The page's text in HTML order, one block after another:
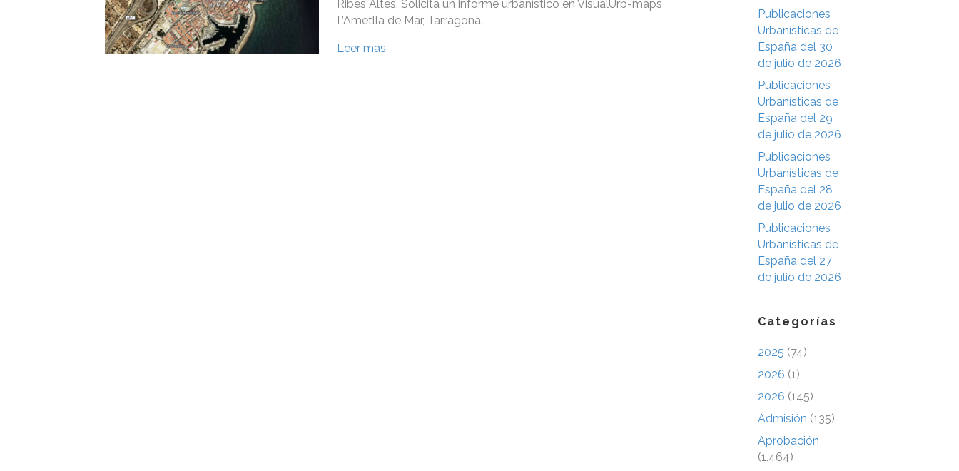
Ribes Altes. Solicita un informe urbanístico en VisualUrb-maps
L’Ametlla de Mar, Tarragona.
Leer más
Publicaciones
Urbanísticas de
España del 30
de julio de 2026
Publicaciones
Urbanísticas de
España del 29
de julio de 2026
Publicaciones
Urbanísticas de
España del 28
de julio de 2026
Publicaciones
Urbanísticas de
España del 27
de julio de 2026
Categorías
2025 (74)
2026 (1)
2026 (145)
Admisión (135)
Aprobación
(1.464)